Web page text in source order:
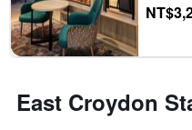
East Croydon